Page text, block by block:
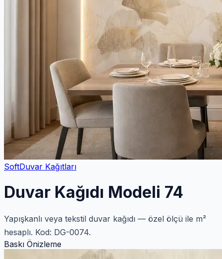
SoftDuvar Kağıtları
Duvar Kağıdı Modeli 74
Yapışkanlı veya tekstil duvar kağıdı — özel ölçü ile m²
hesaplı. Kod: DG-0074.
Baskı Önizleme